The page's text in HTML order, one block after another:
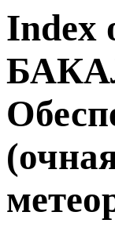
Index